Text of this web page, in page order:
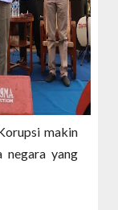
makin
negara yang